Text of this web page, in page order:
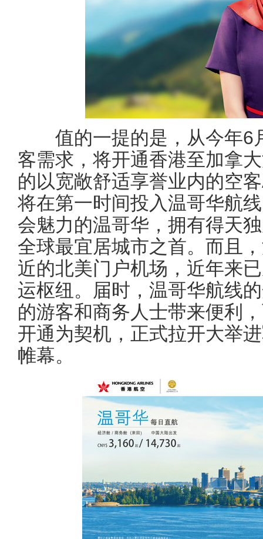
值的一提的是，从今年6
客需求，将开通香港至加拿
的以宽敞舒适享誉业内的空
将在第一时间投入温哥华航
会魅力的温哥华，拥有得天
全球最宜居城市之首。而且
近的北美门户机场，近年来
运枢纽。届时，温哥华航线
的游客和商务人士带来便利
开通为契机，正式拉开大举
帷幕。